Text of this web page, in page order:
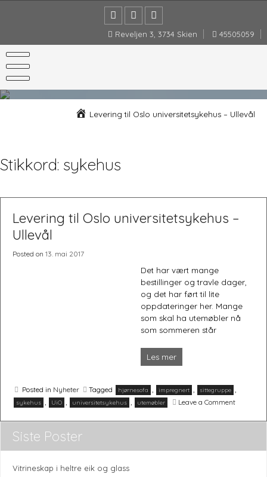
Reveljen 3, 3734 Skien
45505059
Møbler og interiørartikler håndlaget etter dine ønsker.
Levering til Oslo universitetsykehus – Ullevål
Stikkord: sykehus
Levering til Oslo universitetsykehus –
Ullevål
Posted on 13. mai 2017
Det har vært mange
bestillinger og travle dager,
og det har ført til lite
oppdateringer her. Mange
som skal ha utemøbler nå
som sommeren står
Les mer
Posted in Nyheter Tagged hjørnesofa impregnert sittegruppe
sykehus UiO universitetsykehus utemøbler Leave a Commenton
Siste Poster
Vitrineskap i heltre eik og glass